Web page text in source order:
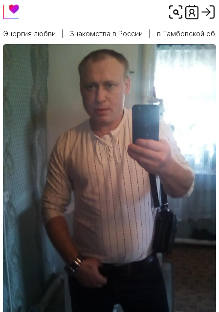
Энергия любви Знакомства в России в Тамбовской